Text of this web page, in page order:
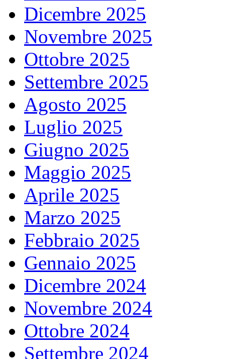
Dicembre 2025
Novembre 2025
Ottobre 2025
Settembre 2025
Agosto 2025
Luglio 2025
Giugno 2025
Maggio 2025
Aprile 2025
Marzo 2025
Febbraio 2025
Gennaio 2025
Dicembre 2024
Novembre 2024
Ottobre 2024
Settembre 2024